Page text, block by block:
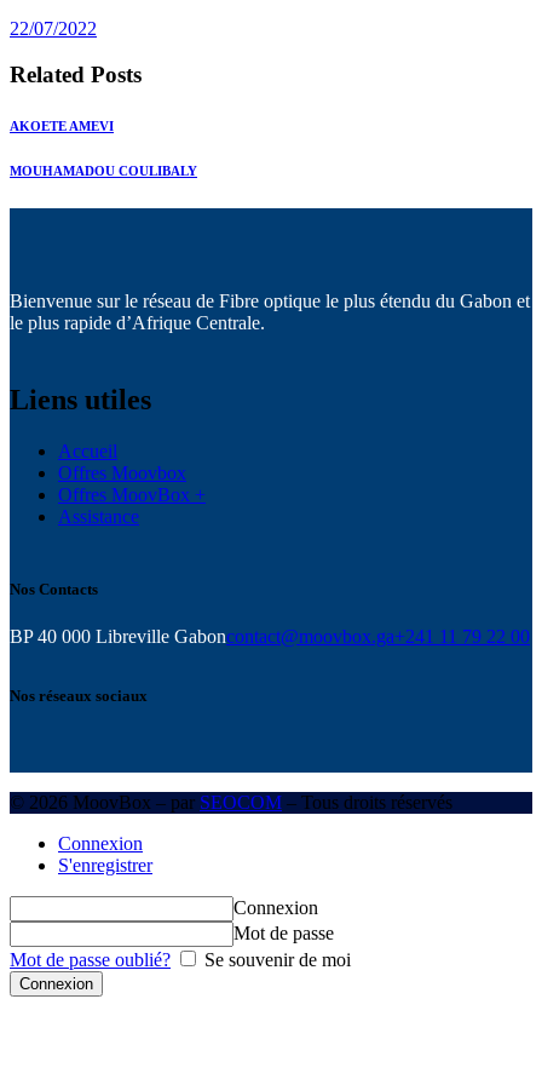
22/07/2022
Related Posts
AKOETE AMEVI
MOUHAMADOU COULIBALY
Bienvenue sur le réseau de Fibre optique le plus étendu du Gabon et
le plus rapide d’Afrique Centrale.
Liens utiles
Accueil
Offres Moovbox
Offres MoovBox +
Assistance
Nos Contacts
BP 40 000 Libreville Gaboncontact@moovbox.ga+241 11 79 22 00
Nos réseaux sociaux
© 2026 MoovBox – par SEOCOM – Tous droits réservés
Connexion
S'enregistrer
Connexion
Mot de passe
Mot de passe oublié?
Se souvenir de moi